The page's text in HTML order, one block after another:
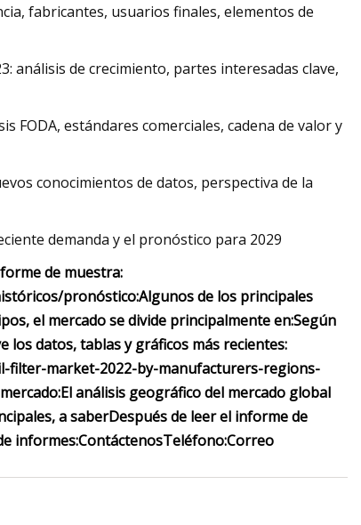
fabricantes, usuarios finales, elementos de
análisis de crecimiento, partes interesadas clave,
FODA, estándares comerciales, cadena de valor y
conocimientos de datos, perspectiva de la
demanda y el pronóstico para 2029
de muestra:
pronóstico:Algunos de los principales
el mercado se divide principalmente en:Según
los datos, tablas y gráficos más recientes:
market-2022-by-manufacturers-regions-
El análisis geográfico del mercado global
a saberDespués de leer el informe de
informes:ContáctenosTeléfono:Correo